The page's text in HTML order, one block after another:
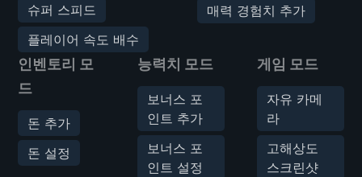
슈퍼 스피드
플레이어 속도 배수
매력 경험치 추가
인벤토리 모
드
돈 추가
돈 설정
능력치 모드
보너스 포
인트 추가
보너스 포
인트 설정
게임 모드
자유 카메
라
고해상도
스크린샷